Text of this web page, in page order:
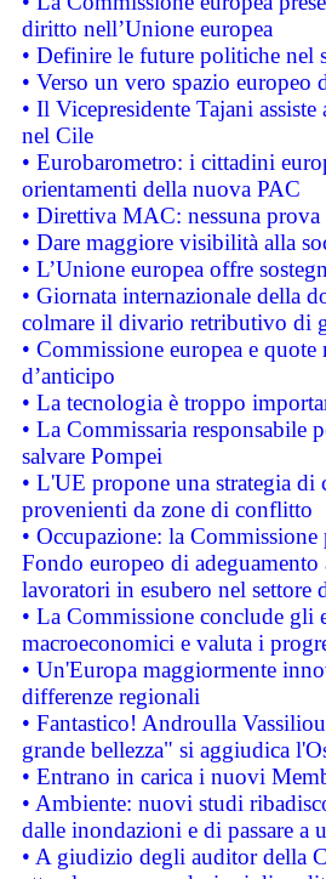
diritto nell’Unione europea
• Definire le future politiche nel
• Verso un vero spazio
• Il Vicepresidente Tajani
nel Cile
• Eurobarometro: i cittadini
orientamenti della nuova PAC
• Direttiva MAC: nessuna
• Dare maggiore visibilità alla
• L’Unione europea offre
• Giornata internazionale della
colmare il divario retributivo di
• Commissione europea e
d’anticipo
• La tecnologia è troppo
• La Commissaria responsabile
salvare Pompei
• L'UE propone una strategia
provenienti da zone di conflitto
• Occupazione: la
Fondo europeo di
lavoratori in esubero nel
• La Commissione conclude
macroeconomici e valuta i
• Un'Europa maggiormente
differenze regionali
• Fantastico! Androulla
grande bellezza" si aggiudica
• Entrano in carica i nuovi
• Ambiente: nuovi studi
dalle inondazioni e di passare a
• A giudizio degli auditor della